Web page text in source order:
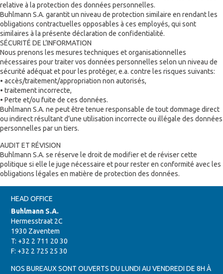
relative à la protection des données personnelles.
Buhlmann S.A. garantit un niveau de protection similaire en rendant les
obligations contractuelles opposables à ces employés, qui sont
similaires à la présente déclaration de confidentialité.
SÉCURITÉ DE L’INFORMATION
Nous prenons les mesures techniques et organisationnelles
nécessaires pour traiter vos données personnelles selon un niveau de
sécurité adéquat et pour les protéger, e.a. contre les risques suivants:
• accès/traitement/appropriation non autorisés,
• traitement incorrecte,
• Perte et/ou fuite de ces données.
Buhlmann S.A. ne peut être tenue responsable de tout dommage direct
ou indirect résultant d’une utilisation incorrecte ou illégale des données
personnelles par un tiers.
AUDIT ET RÉVISION
Buhlmann S.A. se réserve le droit de modifier et de réviser cette
politique si elle le juge nécessaire et pour rester en conformité avec les
obligations légales en matière de protection des données.
HEAD OFFICE
Buhlmann S.A.
Hermesstraat 2C
1930 Zaventem
T: +32 2 711 20 30
F: +32 2 725 25 30
NOS BUREAUX SONT OUVERTS DU LUNDI AU VENDREDI DE 8H À